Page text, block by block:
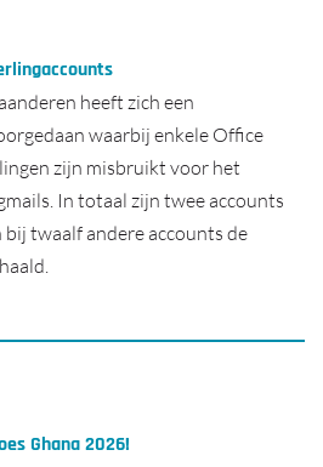
heeft zich een
waarbij enkele Office
zijn misbruikt voor het
In totaal zijn twee accounts
twaalf andere accounts de
Ghana 2026!